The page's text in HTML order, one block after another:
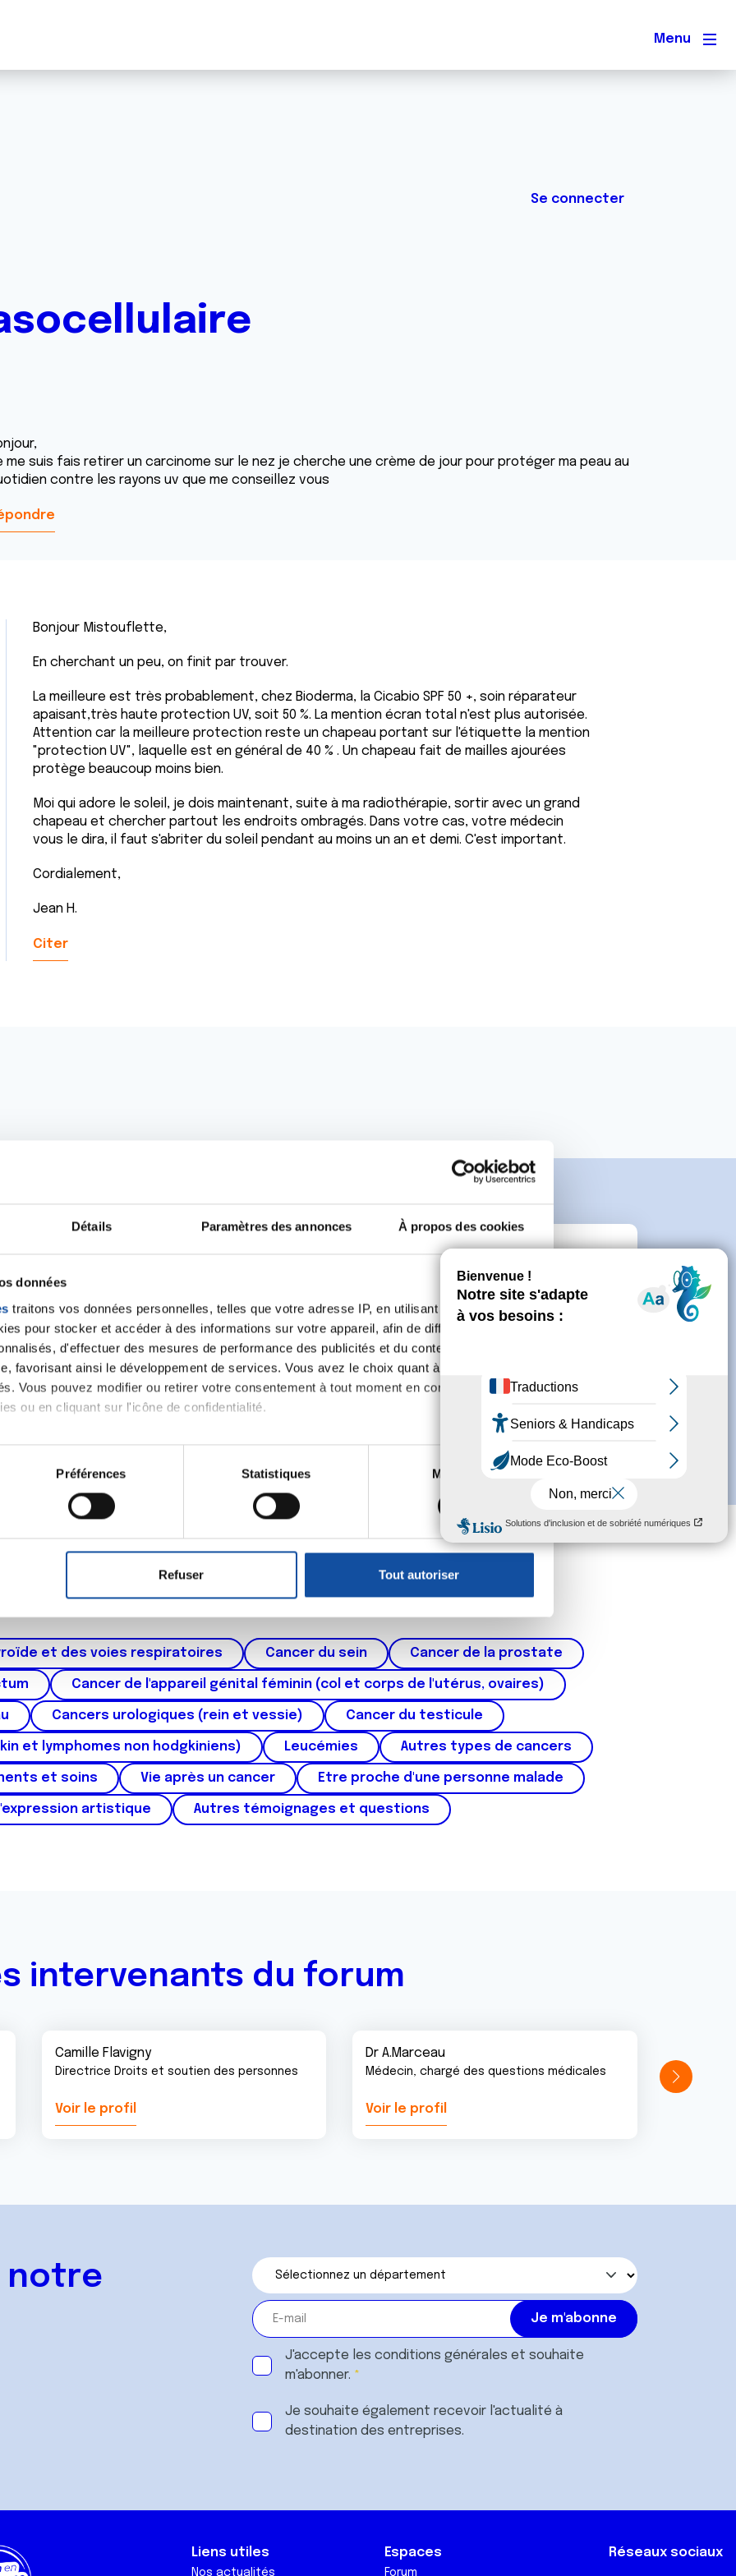
Détails Paramètres des annonces À propos des cookies
données
traitons vos données personnelles, telles que votre adresse IP, en utilisant des
pour stocker et accéder à des informations sur votre appareil, afin de diffuser des
d'effectuer des mesures de performance des publicités et du contenu, ainsi que de
favorisant ainsi le développement de services. Vous avez le choix quant à l'utilisation de
Vous pouvez modifier ou retirer votre consentement à tout moment en consultant la
ou en cliquant sur l'icône de confidentialité.
également :
sur votre localisation géographique qui peuvent être précises à plusieurs mètres près
de vos données personnelles et définir vos préférences, reportez-vous à lasection «
ou retirer votre consentement à tout moment à partir de la déclaration sur les cookies.
ont collectées lors de votre utilisation de leurs services.
Préférences Statistiques Marketing
Refuser Tout autoriser
Menu
Se connecter
me suis fais retirer un carcinome sur le nez je cherche une crème de jour pour protéger ma peau au
contre les rayons uv que me conseillez vous
Bonjour Mistouflette,
En cherchant un peu, on finit par trouver.
La meilleure est très probablement, chez Bioderma, la Cicabio SPF 50 +, soin réparateur
apaisant,très haute protection UV, soit 50 %. La mention écran total n'est plus autorisée.
Attention car la meilleure protection reste un chapeau portant sur l'étiquette la mention
"protection UV", laquelle est en général de 40 % . Un chapeau fait de mailles ajourées
protège beaucoup moins bien.
Moi qui adore le soleil, je dois maintenant, suite à ma radiothérapie, sortir avec un grand
chapeau et chercher partout les endroits ombragés. Dans votre cas, votre médecin
vous le dira, il faut s'abriter du soleil pendant au moins un an et demi. C'est important.
Cordialement,
Jean H.
Citer
un commentaire
une nouvelle discussion vous aurez besoin de vous connecter ou de créer un compte.
Se connecter Créer un nouveau compte
Thématiques
et des voies respiratoires Cancer du sein Cancer de la prostate
Cancer de l'appareil génital féminin (col et corps de l'utérus, ovaires)
Cancers urologiques (rein et vessie) Cancer du testicule
et lymphomes non hodgkiniens) Leucémies Autres types de cancers
et soins Vie après un cancer Etre proche d'une personne malade
artistique Autres témoignages et questions
intervenants du forum
Camille Flavigny
Directrice Droits et soutien des personnes
Voir le profil
Dr A.Marceau
Médecin, chargé des questions médicales
Voir le profil
notre
J'accepte les conditions générales et souhaite
m'abonner.
Je souhaite également recevoir l'actualité à
destination des entreprises.
Liens utiles
Nos actualités
Espaces
Forum
Réseaux sociaux